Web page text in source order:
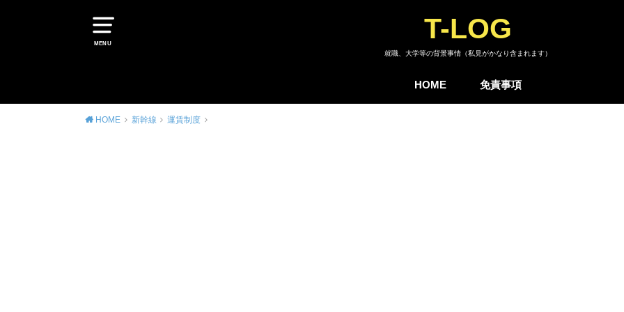
MENU T-LOG
就職、大学等の背景事情（私見がかなり含まれます）
HOME 免責事項
HOME 新幹線 運賃制度